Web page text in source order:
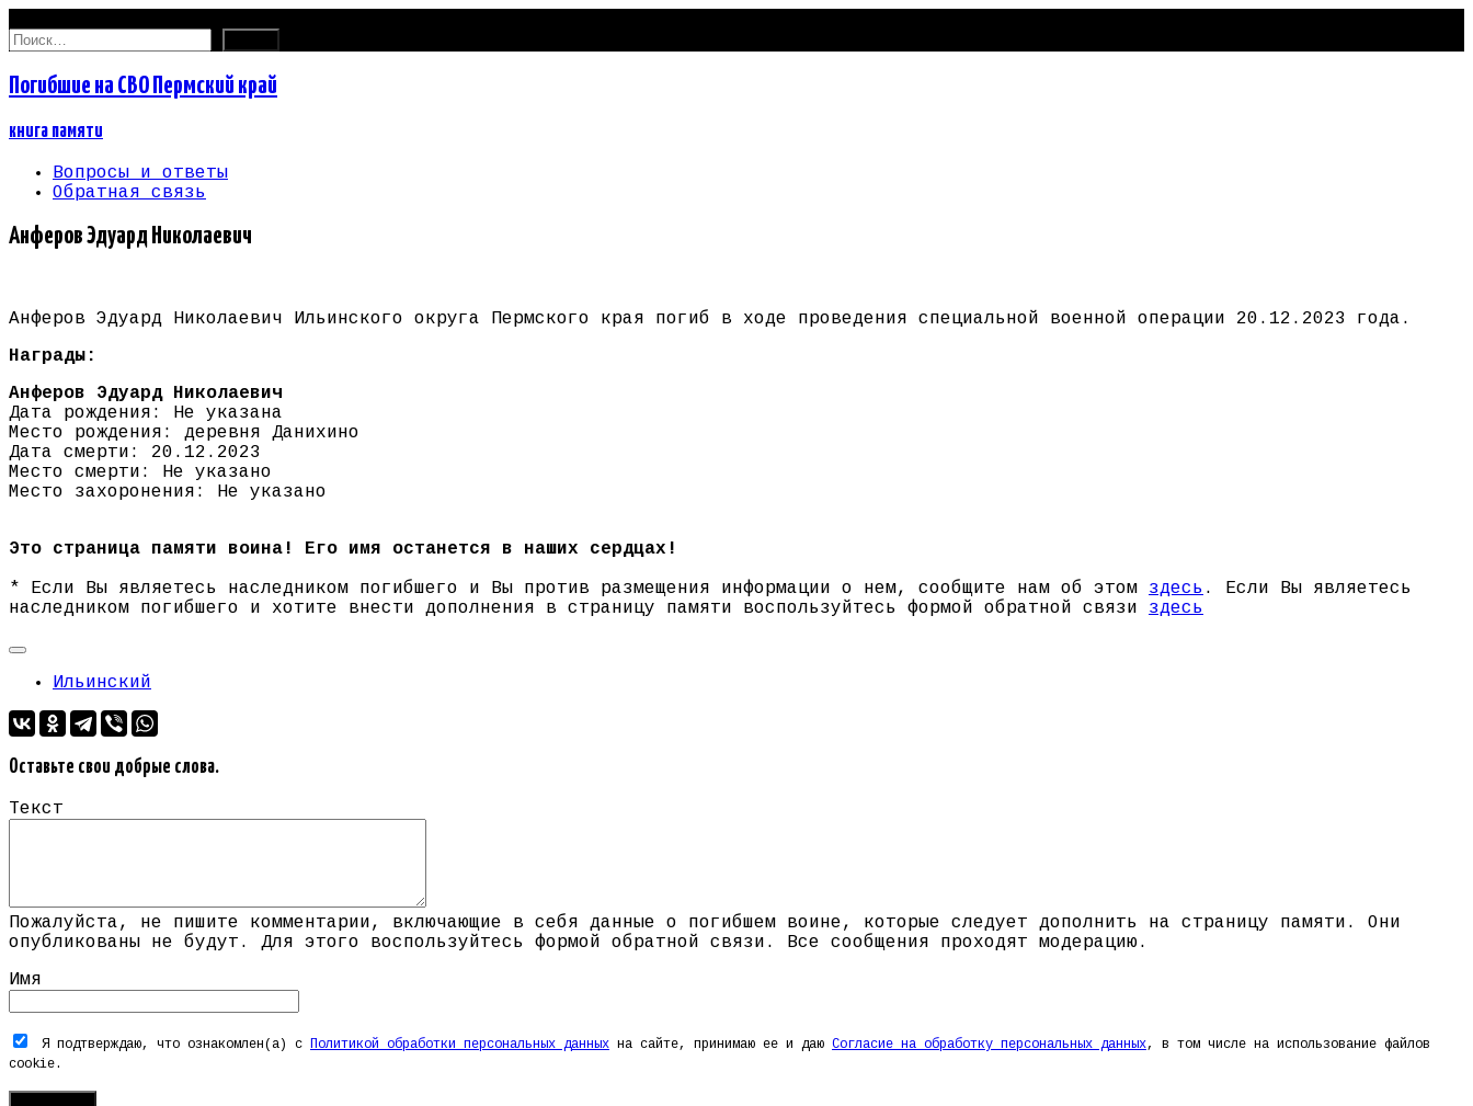
Найти:
Погибшие на СВО Пермский край
книга памяти
Вопросы и ответы
Обратная связь
Анферов Эдуард Николаевич
Анферов Эдуард Николаевич Ильинского округа Пермского края погиб в ходе проведения специальной военной операции 20.12.2023 года.
Награды:
Анферов Эдуард Николаевич
Дата рождения: Не указана
Место рождения: деревня Данихино
Дата смерти: 20.12.2023
Место смерти: Не указано
Место захоронения: Не указано
Это страница памяти воина! Его имя останется в наших сердцах!
* Если Вы являетесь наследником погибшего и Вы против размещения информации о нем, сообщите нам об этом здесь . Если Вы являетесь
наследником погибшего и хотите внести дополнения в страницу памяти воспользуйтесь формой обратной связи здесь
Ильинский
Оставьте свои добрые слова.
Текст
Пожалуйста, не пишите комментарии, включающие в себя данные о погибшем воине, которые следует дополнить на страницу памяти. Они
опубликованы не будут. Для этого воспользуйтесь формой обратной связи. Все сообщения проходят модерацию.
Имя
Я подтверждаю, что ознакомлен(а) с Политикой обработки персональных данных на сайте, принимаю ее и даю Согласие на обработку персональных данных, в том числе на использование файлов
cookie.